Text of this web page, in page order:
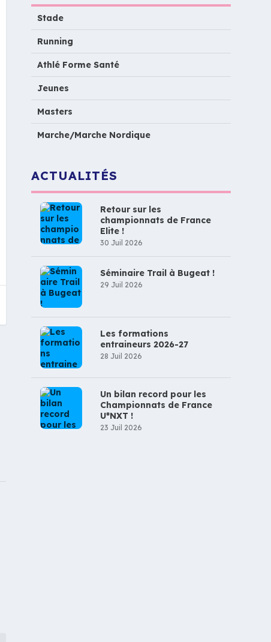
Stade
Running
Athlé Forme Santé
Jeunes
Masters
Marche/Marche Nordique
ACTUALITÉS
Retour sur les
championnats de France
Elite !
30 Juil 2026
Séminaire Trail à Bugeat !
29 Juil 2026
Les formations
entraineurs 2026-27
28 Juil 2026
Un bilan record pour les
Championnats de France
U*NXT !
23 Juil 2026